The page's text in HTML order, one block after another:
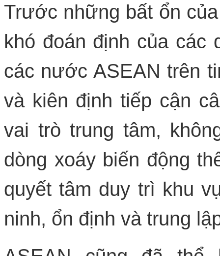
Trước những bất ổn
khó đoán định của các
các nước ASEAN trên
và kiên định tiếp cận
vai trò trung tâm,
dòng xoáy biến động
quyết tâm duy trì khu
ninh, ổn định và trung